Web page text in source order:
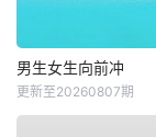
男生女生向前冲
更新至20260807期